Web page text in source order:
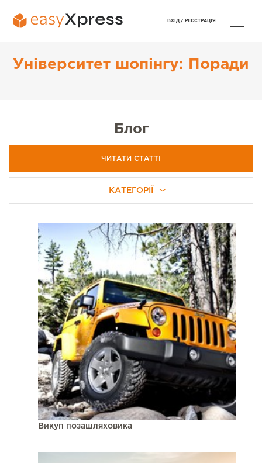
Університет шопінгу: Поради
Блог
ЧИТАТИ СТАТТІ
КАТЕГОРІЇ
Викуп позашляховика
ВХІД / РЕЄСТРАЦІЯ